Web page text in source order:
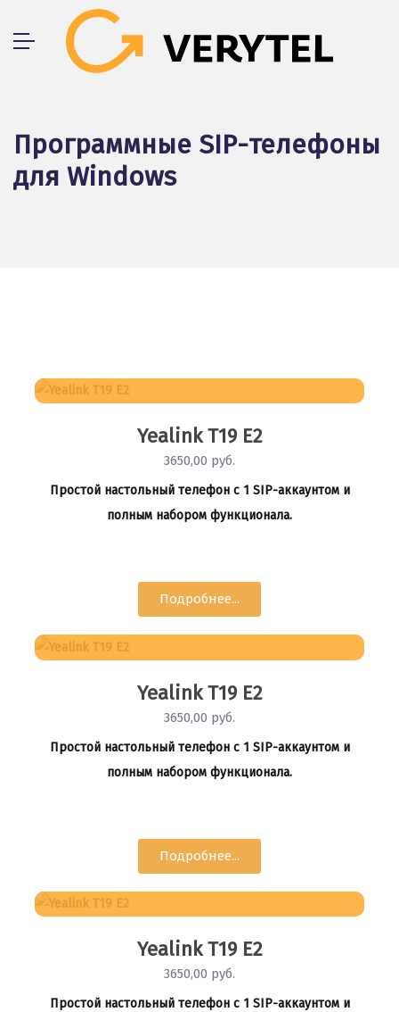
Программные SIP-телефоны
для Windows
Yealink T19 E2
3650,00 руб.
Простой настольный телефон с 1 SIP-аккаунтом и
полным набором функционала.
Подробнее...
Yealink T19 E2
3650,00 руб.
Простой настольный телефон с 1 SIP-аккаунтом и
полным набором функционала.
Подробнее...
Yealink T19 E2
3650,00 руб.
Простой настольный телефон с 1 SIP-аккаунтом и